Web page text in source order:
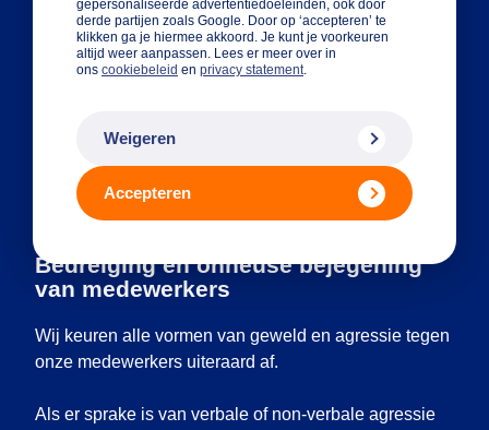
gepersonaliseerde advertentiedoeleinden, ook door
derde partijen zoals Google. Door op ‘accepteren’ te
klikken ga je hiermee akkoord. Je kunt je voorkeuren
altijd weer aanpassen. Lees er meer over in
ons cookiebeleid en privacy statement.
Weigeren
Accepteren
Daardoor wordt het moeilijker om ergens een
rekening te openen of een financieel product af
te sluiten.
aangifte bij de politie.
Het melden van een ongebruikelijke transactie
bij de FIU.
Bedreiging en onheuse bejegening
van medewerkers
Wij keuren alle vormen van geweld en agressie tegen
onze medewerkers uiteraard af.
Als er sprake is van verbale of non-verbale agressie